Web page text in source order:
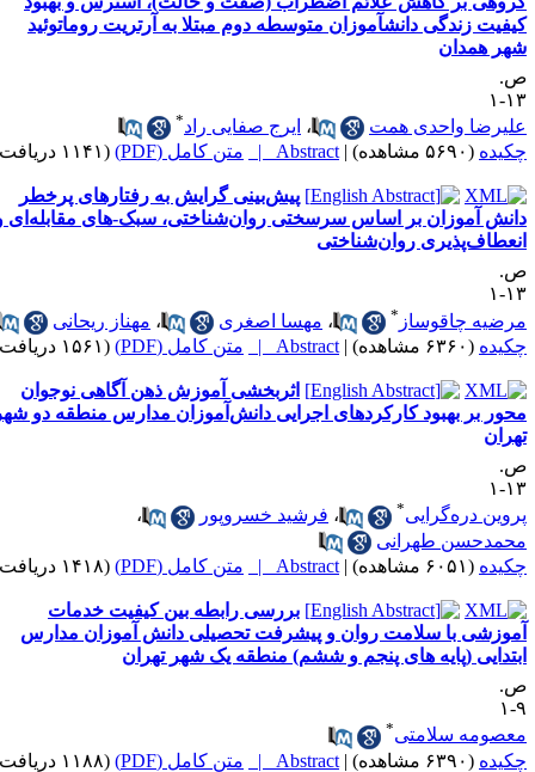
زندگی دانشآموزان متوسطه دوم مبتلا به آرتریت روماتوئید
همدان
۱
واحدی همت
،ایرج صفایی راد *
(۵۶۹۰ مشاهده) |
Abstract | متن کامل (PDF) (۱۱۴۱ دریافت)
پیش‌بینی گرایش به رفتارهای پرخطر
آموزان بر اساس سرسختی روان‌شناختی، سبک-های مقابله‌ای و
روان‌شناختی
۱
چاقوساز* ،مهسا اصغری ،مهناز ریحانی
(۶۳۶۰ مشاهده) |
Abstract | متن کامل (PDF) (۱۵۶۱ دریافت)
اثربخشی آموزش ذهن آگاهی نوجوان
بر بهبود کارکردهای اجرایی دانش‌آموزان مدارس منطقه دو شهر
۱
دره‌گرایی
،فرشید خسروپور
،
طهرانی
(۶۰۵۱ مشاهده) |
Abstract | متن کامل (PDF) (۱۴۱۸ دریافت)
بررسی رابطه بین کیفیت خدمات
با سلامت روان و پیشرفت تحصیلی دانش آموزان مدارس
(پایه های پنجم و ششم) منطقه یک شهر تهران
سلامتی
(۶۳۹۰ مشاهده) |
Abstract | متن کامل (PDF) (۱۱۸۸ دریافت)